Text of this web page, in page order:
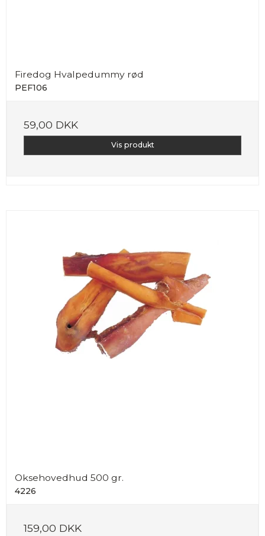
Firedog Hvalpedummy rød
PEF106
59,00 DKK
Vis produkt
Oksehovedhud 500 gr.
4226
159,00 DKK